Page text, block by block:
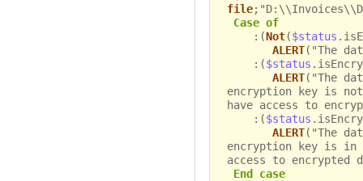
file
Case of
:(Not($status
ALERT("The
:($status
ALERT("The
encryption key is
have access to
:($status
ALERT("The
encryption key is in
access to encrypted
End case